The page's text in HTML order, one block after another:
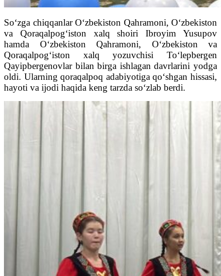
So‘zga chiqqanlar O‘zbekiston Qahramoni, O‘zbekiston
va Qoraqalpog‘iston xalq shoiri Ibroyim Yusupov
hamda O‘zbekiston Qahramoni, O‘zbekiston va
Qoraqalpog‘iston xalq yozuvchisi To‘lepbergen
Qayipbergenovlar bilan birga ishlagan davrlarini yodga
oldi. Ularning qoraqalpoq adabiyotiga qo‘shgan hissasi,
hayoti va ijodi haqida keng tarzda so‘zlab berdi.